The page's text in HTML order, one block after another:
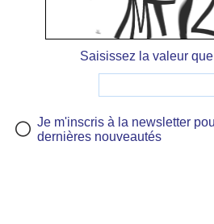
Saisissez la valeur
Je m'inscris à la newsletter
dernières nouveautés